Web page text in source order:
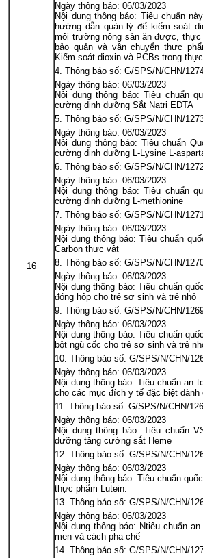
16
Ngày thông báo: 06/03/2023
Nội dung thông báo: Tiêu chuẩn
hướng dẫn quản lý để kiểm soát
môi trường nông sản ăn được,
bảo quản và vận chuyển thực
Kiểm soát dioxin và PCBs trong
Thông báo số: G/SPS/N/CHN/
Ngày thông báo: 06/03/2023
Nội dung thông báo: Tiêu chuẩn
cường dinh dưỡng Sắt Natri EDTA
Thông báo số: G/SPS/N/CHN/
Ngày thông báo: 06/03/2023
Nội dung thông báo: Tiêu chuẩn
cường dinh dưỡng L-Lysine L-
Thông báo số: G/SPS/N/CHN/
Ngày thông báo: 06/03/2023
Nội dung thông báo: Tiêu chuẩn
cường dinh dưỡng L-methionine
Thông báo số: G/SPS/N/CHN/
Ngày thông báo: 06/03/2023
Nội dung thông báo: Tiêu chuẩn
Carbon thực vật
Thông báo số: G/SPS/N/CHN/
Ngày thông báo: 06/03/2023
Nội dung thông báo: Tiêu chuẩn
đóng hộp cho trẻ sơ sinh và trẻ nhỏ
Thông báo số: G/SPS/N/CHN/
Ngày thông báo: 06/03/2023
Nội dung thông báo: Tiêu chuẩn
bột ngũ cốc cho trẻ sơ sinh và trẻ
Thông báo số: G/SPS/N/CHN/
Ngày thông báo: 06/03/2023
Nội dung thông báo: Tiêu chuẩn an
cho các mục đích y tế đặc biệt
Thông báo số: G/SPS/N/CHN/
Ngày thông báo: 06/03/2023
Nội dung thông báo: Tiêu chuẩn
dưỡng tăng cường sắt Heme
Thông báo số: G/SPS/N/CHN/
Ngày thông báo: 06/03/2023
Nội dung thông báo: Tiêu chuẩn
thực phẩm Lutein.
Thông báo số: G/SPS/N/CHN/
Ngày thông báo: 06/03/2023
Nội dung thông báo: Ntiêu chuẩn
men và cách pha chế
Thông báo số: G/SPS/N/CHN/